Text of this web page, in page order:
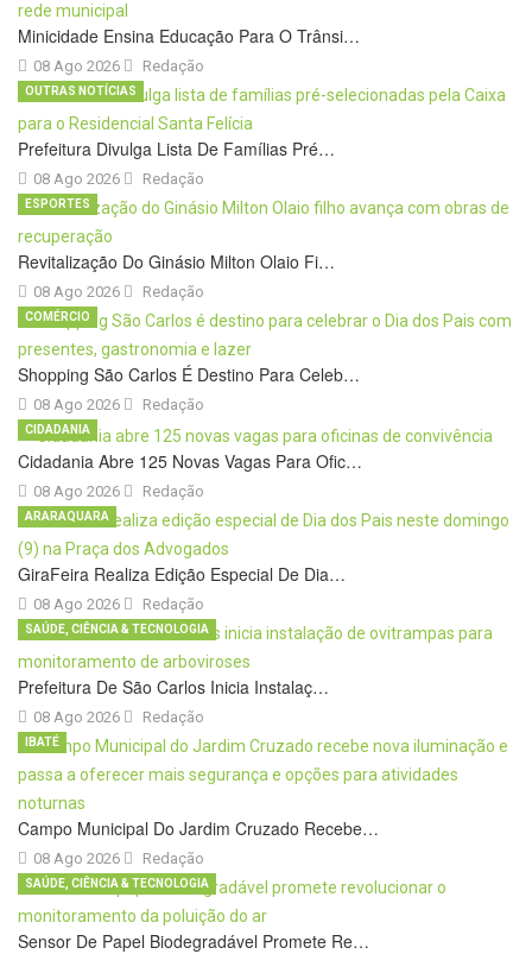
Minicidade Ensina Educação Para O Trânsi…
08 Ago 2026 Redação
Prefeitura Divulga Lista De Famílias Pré…
08 Ago 2026
OUTRAS NOTÍCIAS
Redação
Revitalização Do Ginásio Milton Olaio Fi…
08 Ago 2026
ESPORTES
Redação
Shopping São Carlos É Destino Para Celeb…
08 Ago 2026
COMÉRCIO
Redação
Cidadania Abre 125 Novas Vagas Para Ofic…
08 Ago 2026
CIDADANIA
Redação
GiraFeira Realiza Edição Especial De Dia…
08 Ago 2026
ARARAQUARA
Redação
Prefeitura De São Carlos Inicia Instalaç…
08 Ago 2026
SAÚDE, CIÊNCIA & TECNOLOGIA
Redação
Campo Municipal Do Jardim Cruzado Recebe…
08 Ago 2026
IBATÉ
Redação
Sensor De Papel Biodegradável Promete Re…
SAÚDE, CIÊNCIA & TECNOLOGIA